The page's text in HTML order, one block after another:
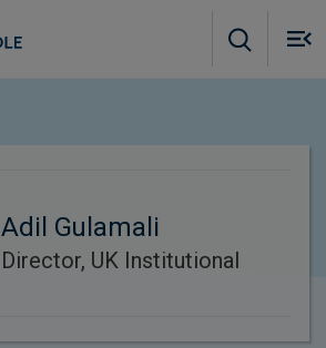
Adil Gulamali
Director, UK Institutional